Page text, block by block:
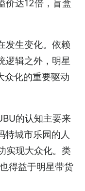
价达12倍，盲盒
发生变化。依赖
逻辑之外，明星
众化的重要驱动
的认知主要来
特城市乐园的人
实现大众化。类
得益于明星带货